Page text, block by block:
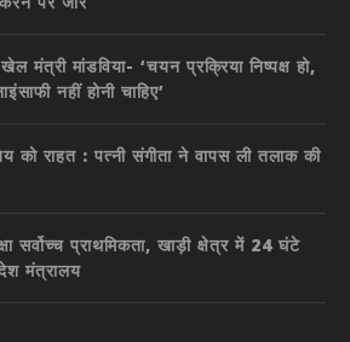
मंत्री मांडविया- ‘चयन प्रक्रिया निष्पक्ष हो,
नहीं होनी चाहिए’
को राहत : पत्नी संगीता ने वापस ली तलाक की
सर्वोच्च प्राथमिकता, खाड़ी क्षेत्र में 24 घंटे
मंत्रालय